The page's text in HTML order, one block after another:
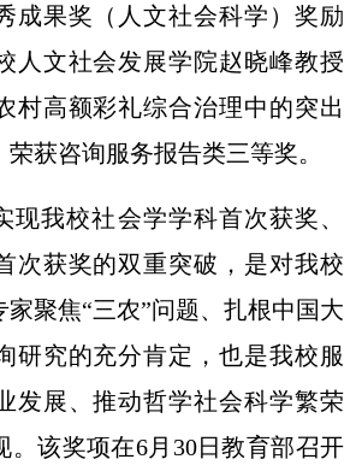
成果奖（人文社会科学）奖励
人文社会发展学院赵晓峰教授
村高额彩礼综合治理中的突出
获咨询服务报告类三等奖。
现我校社会学学科首次获奖、
次获奖的双重突破，是对我校
聚焦“三农”问题、扎根中国大
研究的充分肯定，也是我校服
发展、推动哲学社会科学繁荣
。该奖项在6月30日教育部召开